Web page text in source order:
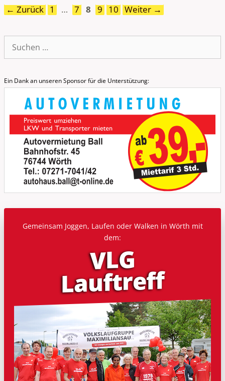
← Zurück Seite
1 … Seite
7 Seite
8 Seite
9 Seite
10 Weiter →
Suche
nach:
Ein Dank an unseren Sponsor für die Unterstützung:
Gemeinsam Joggen, Laufen oder Walken in Wörth mit
dem:
VLG
Lauf­treff